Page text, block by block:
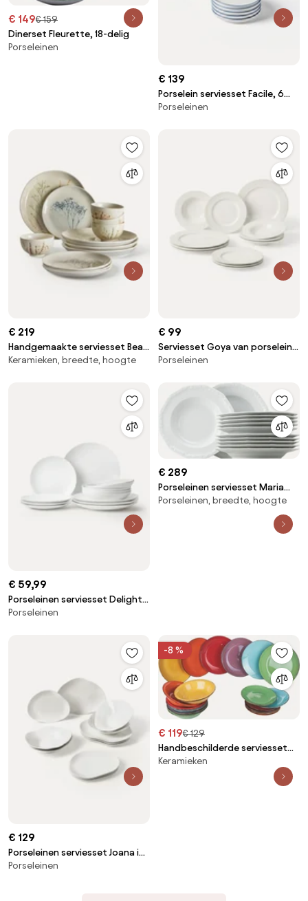
€ 149€ 159
Dinerset Fleurette, 18-delig
Porseleinen
€ 139
Porselein serviesset Facile, 6
personen (18-delig)
Porseleinen
€ 219
Handgemaakte serviesset Bea
met grasmotief, 4 personen
Keramieken, breedte, hoogte
€ 99
Serviesset Goya van porselein,
4 personen (12-delig)
Porseleinen
€ 59,99
Porseleinen serviesset Delight
Modern, 4 personen (12-delig)
Porseleinen
€ 289
Porseleinen serviesset Maria
White, 6 personen, 12-delig
Porseleinen, breedte, hoogte
€ 129
Porseleinen serviesset Joana in
organische vorm, 4 personen
Porseleinen
-8 %
€ 119€ 129
Handbeschilderde serviesset
Baita, 6 personen, 18-delig
Keramieken